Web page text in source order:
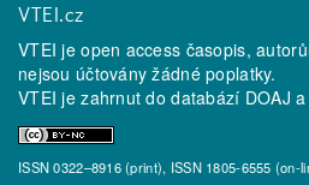
VTEI.cz
VTEI je open access časopis,
nejsou účtovány žádné poplatky.
VTEI je zahrnut do databází DOAJ a
ISSN 0322–8916 (print), ISSN 1805-6555 (on-